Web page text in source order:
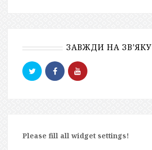
ЗАВЖДИ НА ЗВ’ЯКУ
Please fill all widget settings!